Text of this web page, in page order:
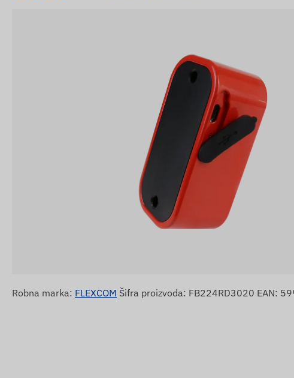
Robna marka: FLEXCOM Šifra proizvoda: FB224RD3020 EAN: